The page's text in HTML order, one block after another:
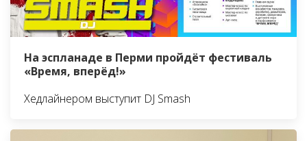
На эспланаде в Перми пройдёт фестиваль
«Время, вперёд!»
Хедлайнером выступит DJ Smash